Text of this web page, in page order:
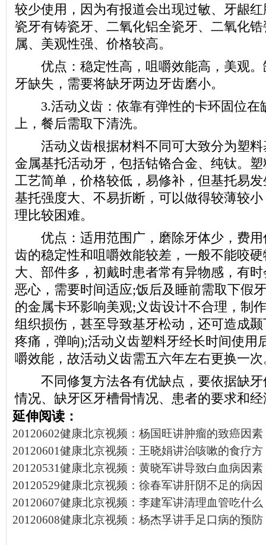
较少使用，因为有报道会出现过敏、牙龈
瓷牙有铸瓷牙、二氧化铝全瓷牙、二氧化
属、美观性强、价格较高。
优点：稳定性高，咀嚼效能高，美观。
牙缺失，需要将缺牙两边牙齿磨小。
3.活动义齿：依靠有弹性的卡环固位在
上，餐后需取下清洗。
活动义齿根据材料不同可大致分为塑料
金属基托活动牙，包括钴铬合金、纯钛。
工艺简单，价格较低，易修补，但基托易
基托强度大、不易折断，可以做得较薄较
理比较困难。
优点：适用范围广，磨除牙体少，费用
齿的稳定性和咀嚼效能较差，一般不能咬
大、部件多，初戴时患者常有异物感，有
恶心，需要时间适应;饭后及睡前需取下假
的金属卡环影响美观;义齿设计不合理，制
组织损伤，甚至导致基牙松动，还可造成
疼痛，弹响);活动义齿塑料牙经长时间使用
嚼效能，故活动义齿需五六年左右更换一次
不同修复方法各有优缺点，要依据缺牙
情况、缺牙区牙槽骨情况、患者的要求和
延伸阅读：
20120602健康北京视频：杨国旺讲肿瘤的致癌因素
20120601健康北京视频：王晓娟讲治咳嗽的食疗方
20120531健康北京视频：黄晓军讲导致白血病因素
20120529健康北京视频：徐春军讲肝阴不足的病因
20120607健康北京视频：李建军讲清理血管吃什么
20120608健康北京视频：杨杰孚讲手足口病的预防